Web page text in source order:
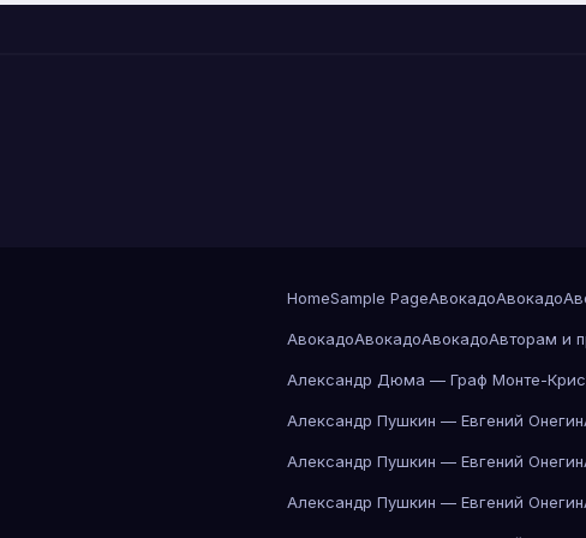
HomeSample PageАвокадоАвокадо
АвокадоАвокадоАвокадоАвторам и
Александр Дюма — Граф Монте-
Александр Пушкин — Евгений Онегин
Александр Пушкин — Евгений Онегин
Александр Пушкин — Евгений Онегин